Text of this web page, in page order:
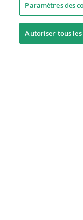
Paramètres des
Autoriser tous les